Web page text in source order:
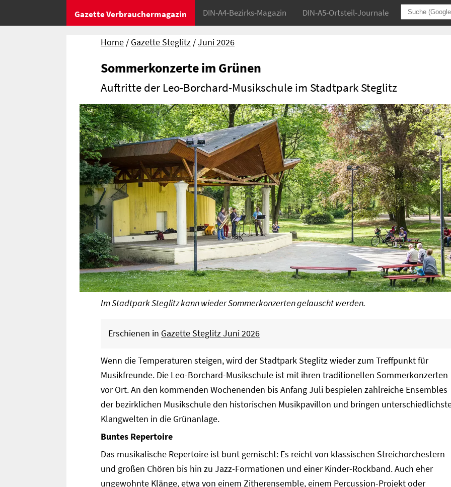
Gazette Verbrauchermagazin DIN-A4-Bezirks-Magazin DIN-A5-Ortsteil-Journale
Home Gazette Steglitz Juni 2026
Sommerkonzerte im Grünen
Auftritte der Leo-Borchard-Musikschule im Stadtpark Steglitz
Im Stadtpark Steglitz kann wieder Sommerkonzerten gelauscht werden.
Erschienen in Gazette Steglitz Juni 2026
Wenn die Temperaturen steigen, wird der Stadtpark Steglitz wieder zum Treffpunkt für
Musikfreunde. Die Leo-Borchard-Musikschule ist mit ihren traditionellen Sommerkonzerten
vor Ort. An den kommenden Wochenenden bis Anfang Juli bespielen zahlreiche Ensembles
der bezirklichen Musikschule den historischen Musikpavillon und bringen
Klangwelten in die Grünanlage.
Buntes Repertoire
Das musikalische Repertoire ist bunt gemischt: Es reicht von klassischen Streichorchestern
und großen Chören bis hin zu Jazz-Formationen und einer Kinder-Rockband. Auch eher
ungewohnte Klänge, etwa von einem Zitherensemble, einem Percussion-Projekt oder